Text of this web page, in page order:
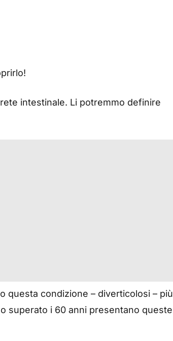
intestinale. Li potremmo definire
questa condizione – diverticolosi – più
superato i 60 anni presentano queste